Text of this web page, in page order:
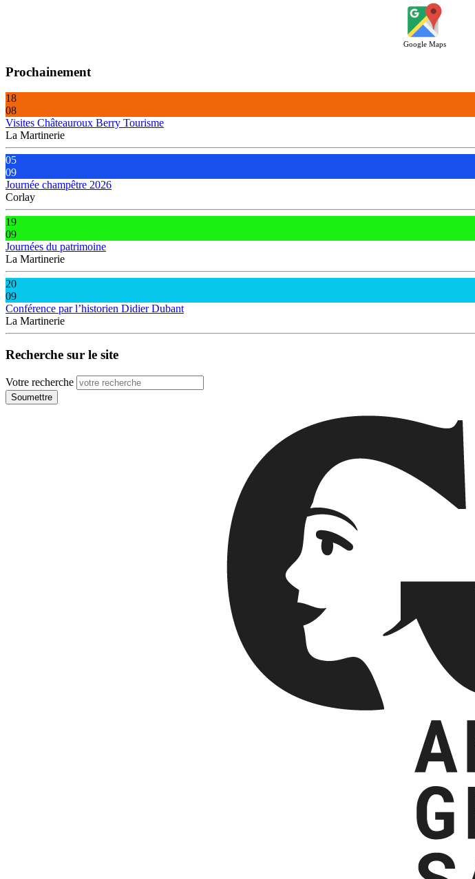
Google Maps
Prochainement
18
08
Visites Châteauroux Berry Tourisme
La Martinerie
05
09
Journée champêtre 2026
Corlay
19
09
Journées du patrimoine
La Martinerie
20
09
Conférence par l’historien Didier Dubant
La Martinerie
Recherche sur le site
Votre recherche
Soumettre